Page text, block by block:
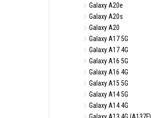
Galaxy A20e
Galaxy A20s
Galaxy A20
Galaxy A17 5G
Galaxy A17 4G
Galaxy A16 5G
Galaxy A16 4G
Galaxy A15 5G
Galaxy A14 5G
Galaxy A14 4G